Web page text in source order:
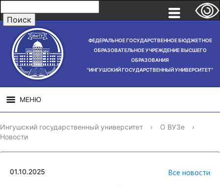
ФЕДЕРАЛЬНОЕ ГОСУДАРСТВЕННОЕ БЮДЖЕТНОЕ
ОБРАЗОВАТЕЛЬНОЕ УЧРЕЖДЕНИЕ ВЫСШЕГО
ОБРАЗОВАНИЯ
"ИНГУШСКИЙ ГОСУДАРСТВЕННЫЙ УНИВЕРСИТЕТ"
МЕНЮ
СВЕДЕНИЯ ОБ
ОБРАЗОВАТЕЛЬНОЙ
НАУЧНАЯ
ДЕЯТЕЛЬНОСТЬ
Ингушский государственный университет › О ВУЗе
›
Новости
01.10.2025 Все новости